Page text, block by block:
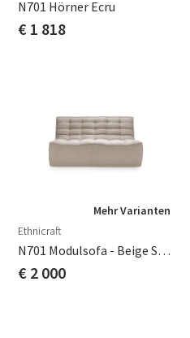
N701 Hörner Ecru
€ 1 818
Mehr Varianten
Ethnicraft
N701 Modulsofa - Beige Stoff - 2 Sitzer 91x140 Cm Ethnicraft
€ 2 000